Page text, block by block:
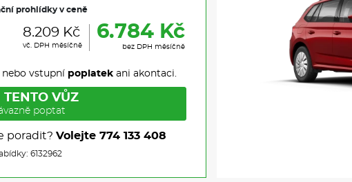
prohlídky v ceně
8.209 Kč
vč. DPH měsíčně
6.784 Kč
bez DPH měsíčně
vstupní poplatekani akontaci.
TENTO VŮZ
poptat
poradit? Volejte 774 133 408
6132962